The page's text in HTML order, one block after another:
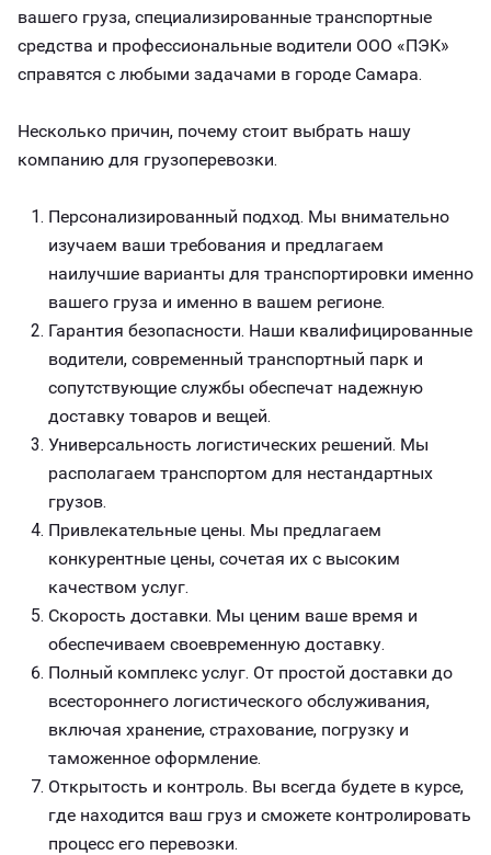
вашего груза, специализированные транспортные
средства и профессиональные водители ООО «ПЭК»
справятся с любыми задачами в городе Самара.
Несколько причин, почему стоит выбрать нашу
компанию для грузоперевозки.
Персонализированный подход. Мы внимательно
изучаем ваши требования и предлагаем
наилучшие варианты для транспортировки именно
вашего груза и именно в вашем регионе.
Гарантия безопасности. Наши квалифицированные
водители, современный транспортный парк и
сопутствующие службы обеспечат надежную
доставку товаров и вещей.
Универсальность логистических решений. Мы
располагаем транспортом для нестандартных
грузов.
Привлекательные цены. Мы предлагаем
конкурентные цены, сочетая их с высоким
качеством услуг.
Скорость доставки. Мы ценим ваше время и
обеспечиваем своевременную доставку.
Полный комплекс услуг. От простой доставки до
всестороннего логистического обслуживания,
включая хранение, страхование, погрузку и
таможенное оформление.
Открытость и контроль. Вы всегда будете в курсе,
где находится ваш груз и сможете контролировать
процесс его перевозки.